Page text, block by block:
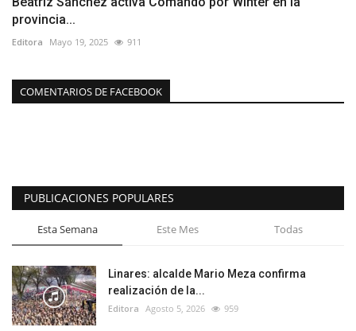
provincia...
Editora Mayo 19, 2025 911
COMENTARIOS DE FACEBOOK
PUBLICACIONES POPULARES
Esta Semana Este Mes Todas
Linares: alcalde Mario Meza confirma
realización de la...
Editora Agosto 5, 2026 959